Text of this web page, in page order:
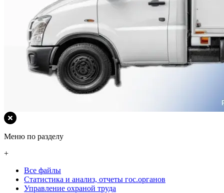
Меню по разделу
+
Все файлы
Статистика и анализ, отчеты гос.органов
Управление охраной труда